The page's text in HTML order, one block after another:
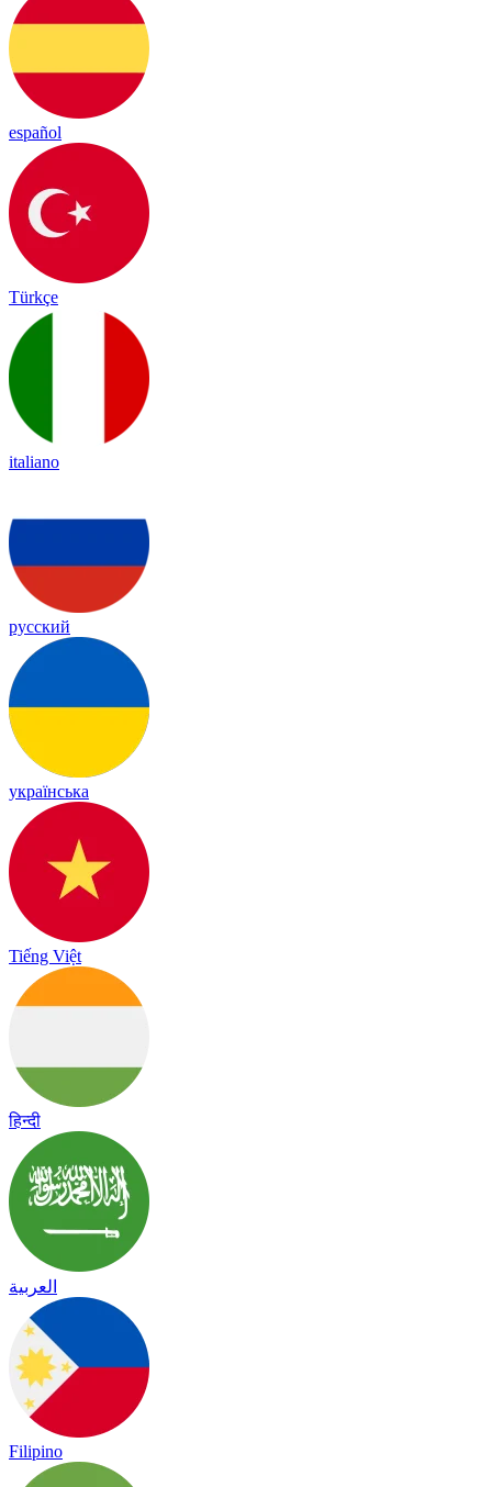
español
Türkçe
italiano
русский
українська
Tiếng Việt
हिन्दी
العربية
Filipino